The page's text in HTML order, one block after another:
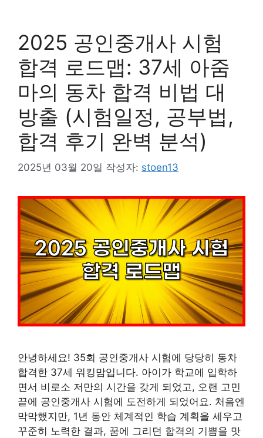
2025 공인중개사 시험
합격 로드맵: 37세 아줌
마의 동차 합격 비법 대
방출 (시험일정, 공부법,
합격 후기 완벽 분석)
2025년 03월 20일 작성자: stoen13
안녕하세요! 35회 공인중개사 시험에 당당히 동차
합격한 37세 워킹맘입니다. 아이가 학교에 입학하
면서 비로소 저만의 시간을 갖게 되었고, 오랜 고민
끝에 공인중개사 시험에 도전하게 되었어요. 처음엔
막막했지만, 1년 동안 체계적인 학습 계획을 세우고
꾸준히 노력한 결과, 꿈에 그리던 합격의 기쁨을 맛